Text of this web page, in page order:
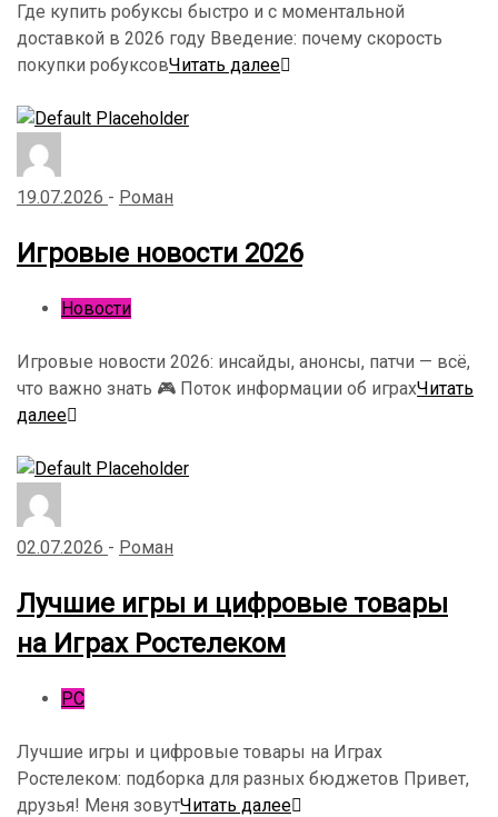
Где купить робуксы быстро и с моментальной
доставкой в 2026 году Введение: почему скорость
покупки робуксовЧитать далее
19.07.2026 - Роман
Игровые новости 2026
Новости
Игровые новости 2026: инсайды, анонсы, патчи — всё,
что важно знать 🎮 Поток информации об играхЧитать
далее
02.07.2026 - Роман
Лучшие игры и цифровые товары
на Играх Ростелеком
PC
Лучшие игры и цифровые товары на Играх
Ростелеком: подборка для разных бюджетов Привет,
друзья! Меня зовутЧитать далее